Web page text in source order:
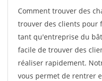
Comment trouver des
trouver des clients pour
tant qu'entreprise du
facile de trouver des
réaliser rapidement.
vous permet de rentrer